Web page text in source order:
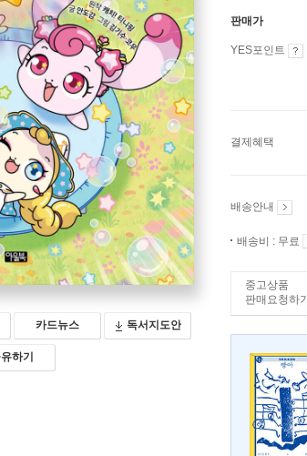
카드뉴스 독서지도안
하기
판매가
YES포인트
결제혜택
배송안내
배송비 : 무료
중고상품
판매요청하기